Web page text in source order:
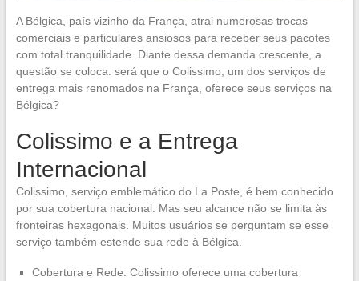
A Bélgica, país vizinho da França, atrai numerosas trocas
comerciais e particulares ansiosos para receber seus pacotes
com total tranquilidade. Diante dessa demanda crescente, a
questão se coloca: será que o Colissimo, um dos serviços de
entrega mais renomados na França, oferece seus serviços na
Bélgica?
Colissimo e a Entrega
Internacional
Colissimo, serviço emblemático do La Poste, é bem conhecido
por sua cobertura nacional. Mas seu alcance não se limita às
fronteiras hexagonais. Muitos usuários se perguntam se esse
serviço também estende sua rede à Bélgica.
Cobertura e Rede: Colissimo oferece uma cobertura